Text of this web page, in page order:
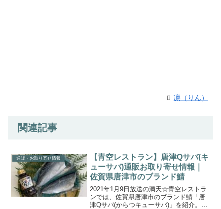
凛（りん）
関連記事
通販・お取り寄せ情報
【青空レストラン】唐津Qサバ(キ
ューサバ)通販お取り寄せ情報｜
佐賀県唐津市のブランド鯖
2021年1月9日放送の満天☆青空レストラ
ンでは、佐賀県唐津市のブランド鯖「唐
津Qサバ(からつキューサバ)」を紹介。こ